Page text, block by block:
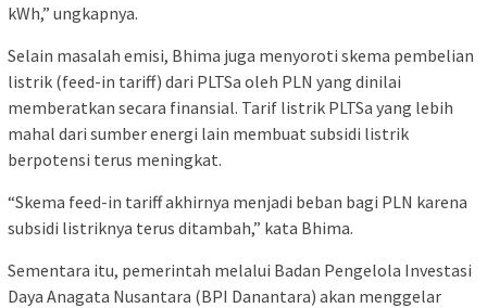
kWh,” ungkapnya.
Selain masalah emisi, Bhima juga menyoroti skema pembelian
listrik (feed-in tariff) dari PLTSa oleh PLN yang dinilai
memberatkan secara finansial. Tarif listrik PLTSa yang lebih
mahal dari sumber energi lain membuat subsidi listrik
berpotensi terus meningkat.
“Skema feed-in tariff akhirnya menjadi beban bagi PLN karena
subsidi listriknya terus ditambah,” kata Bhima.
Sementara itu, pemerintah melalui Badan Pengelola Investasi
Daya Anagata Nusantara (BPI Danantara) akan menggelar